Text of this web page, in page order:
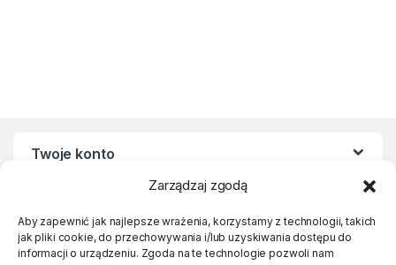
Zarządzaj zgodą
Aby zapewnić jak najlepsze wrażenia, korzystamy z technologii, takich
jak pliki cookie, do przechowywania i/lub uzyskiwania dostępu do
informacji o urządzeniu. Zgoda na te technologie pozwoli nam
Twoje konto
Linki